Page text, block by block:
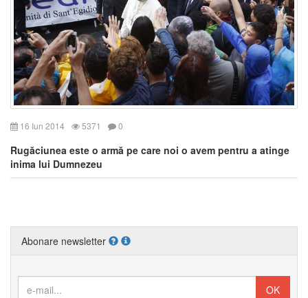
16 Iun 2014 5371 0
Rugăciunea este o armă pe care noi o avem pentru a atinge
inima lui Dumnezeu
Abonare newsletter